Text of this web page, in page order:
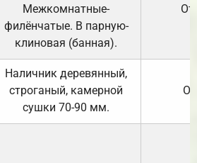
Межкомнатные-
филёнчатые. В парную-
клиновая (банная).
Наличник деревянный,
строганый, камерной
сушки 70-90 мм.